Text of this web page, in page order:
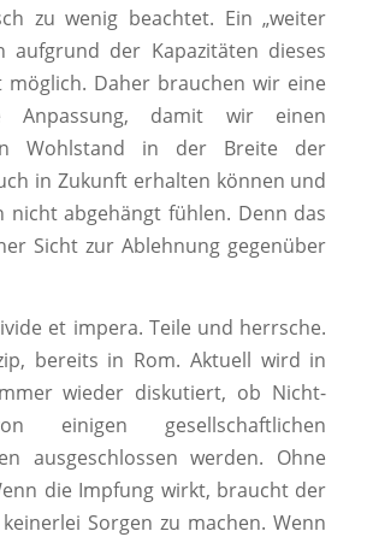
zu wenig beachtet. Ein „weiter
aufgrund der Kapazitäten dieses
möglich. Daher brauchen wir eine
Anpassung, damit wir einen
Wohlstand in der Breite der
in Zukunft erhalten können und
nicht abgehängt fühlen. Denn das
Sicht zur Ablehnung gegenüber
et impera. Teile und herrsche.
bereits in Rom. Aktuell wird in
wieder diskutiert, ob Nicht-
einigen gesellschaftlichen
ausgeschlossen werden. Ohne
die Impfung wirkt, braucht der
Sorgen zu machen. Wenn